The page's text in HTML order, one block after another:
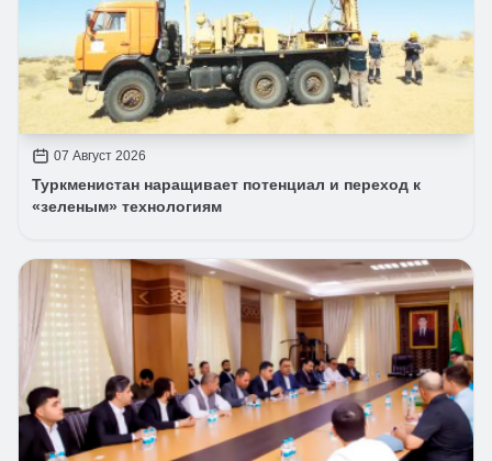
07 Август 2026
Туркменистан наращивает потенциал и переход к
«зеленым» технологиям